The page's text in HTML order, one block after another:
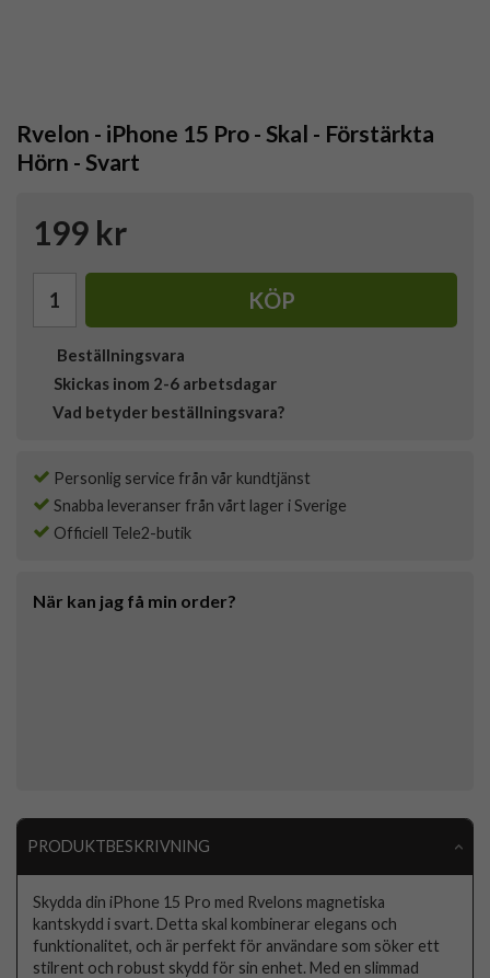
Rvelon - iPhone 15 Pro - Skal - Förstärkta
Hörn - Svart
199 kr
KÖP
Beställningsvara
Skickas inom 2-6 arbetsdagar
Vad betyder beställningsvara?
Personlig service från vår kundtjänst
Snabba leveranser från vårt lager i Sverige
Officiell Tele2-butik
När kan jag få min order?
PRODUKTBESKRIVNING
Skydda din iPhone 15 Pro med Rvelons magnetiska
kantskydd i svart. Detta skal kombinerar elegans och
funktionalitet, och är perfekt för användare som söker ett
stilrent och robust skydd för sin enhet. Med en slimmad